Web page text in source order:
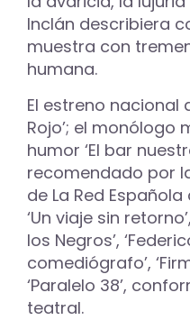
Inclán describiera
muestra con
humana.
El estreno nacional
Rojo’; el monólogo
humor ‘El bar
recomendado por
de La Red
‘Un viaje sin
los Negros’,
comediógrafo’,
‘Paralelo 38’,
teatral.